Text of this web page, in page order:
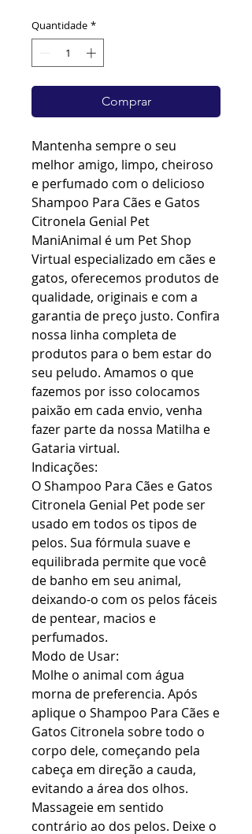
Quantidade *
Comprar
Mantenha sempre o seu
melhor amigo, limpo, cheiroso
e perfumado com o delicioso
Shampoo Para Cães e Gatos
Citronela Genial Pet
ManiAnimal é um Pet Shop
Virtual especializado em cães e
gatos, oferecemos produtos de
qualidade, originais e com a
garantia de preço justo. Confira
nossa linha completa de
produtos para o bem estar do
seu peludo. Amamos o que
fazemos por isso colocamos
paixão em cada envio, venha
fazer parte da nossa Matilha e
Gataria virtual.
Indicações:
O Shampoo Para Cães e Gatos
Citronela Genial Pet pode ser
usado em todos os tipos de
pelos. Sua fórmula suave e
equilibrada permite que você
de banho em seu animal,
deixando-o com os pelos fáceis
de pentear, macios e
perfumados.
Modo de Usar:
Molhe o animal com água
morna de preferencia. Após
aplique o Shampoo Para Cães e
Gatos Citronela sobre todo o
corpo dele, começando pela
cabeça em direção a cauda,
evitando a área dos olhos.
Massageie em sentido
contrário ao dos pelos. Deixe o